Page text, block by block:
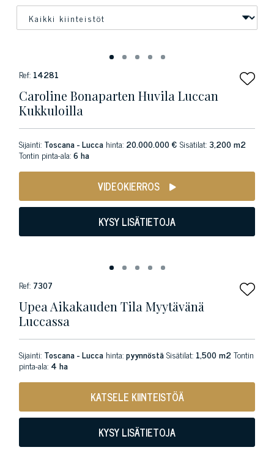
Ref: 14281
Caroline Bonaparten Huvila Luccan
Kukkuloilla
Sijainti: Toscana - Lucca hinta: 20.000.000 € Sisätilat:3,200 m2
Tontin pinta-ala:6 ha
VIDEOKIERROS
KYSY LISÄTIETOJA
Ref: 7307
Upea Aikakauden Tila Myytävänä
Luccassa
Sijainti: Toscana - Lucca hinta:pyynnöstäSisätilat: 1,500 m2Tontin
pinta-ala: 4 ha
KATSELE KIINTEISTÖÄ
KYSY LISÄTIETOJA